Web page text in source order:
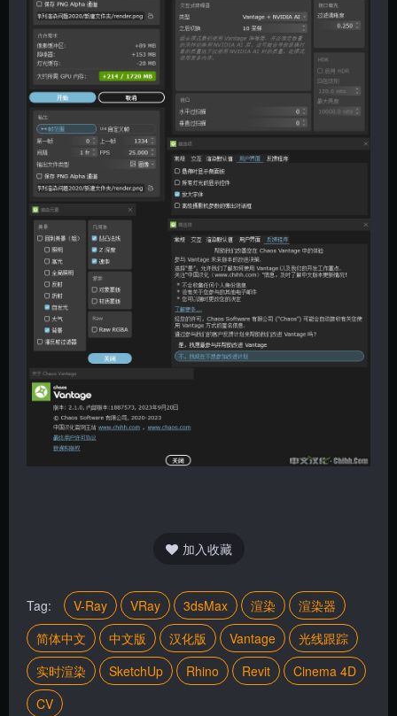
加入收藏
Tag: V-Ray VRay 3dsMax 渲染
渲染器
简体中文
中文版 汉化版 Vantage
光线跟踪
实时渲染
SketchUp Rhino Revit
Cinema 4D
CV